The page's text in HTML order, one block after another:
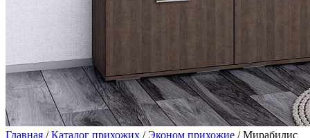
Главная /Каталог прихожих /Эконом прихожие / Мирабилис